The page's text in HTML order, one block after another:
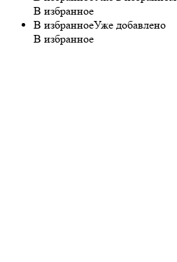
В избранное
В избранноеУже добавлено
В избранное